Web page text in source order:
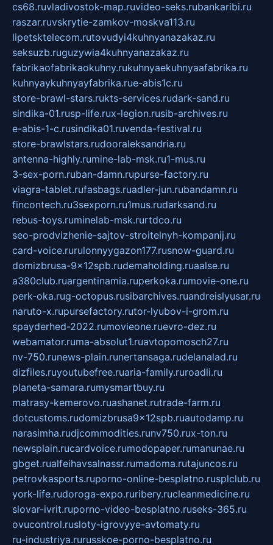
cs68.ruvladivostok-map.ruvideo-seks.rubankaribi.ru
raszar.ruvskrytie-zamkov-moskva113.ru
lipetsktelecom.rutovudyi4kuhnyanazakaz.ru
seksuzb.ruguzywia4kuhnyanazakaz.ru
fabrikaofabrikaokuhny.rukuhnyaekuhnyaafabrika.ru
kuhnyaykuhnyayfabrika.rue-abis1c.ru
store-brawl-stars.rukts-services.rudark-sand.ru
sindika-01.rusp-life.rux-legion.rusib-archives.ru
e-abis-1-c.rusindika01.ruvenda-festival.ru
store-brawlstars.rudooraleksandria.ru
antenna-highly.rumine-lab-msk.ru1-mus.ru
3-sex-porn.ruban-damn.rupurse-factory.ru
viagra-tablet.rufasbags.ruadler-jun.rubandamn.ru
fincontech.ru3sexporn.ru1mus.rudarksand.ru
rebus-toys.ruminelab-msk.rurtdco.ru
seo-prodvizhenie-sajtov-stroitelnyh-kompanij.ru
card-voice.rurulonnyygazon177.rusnow-guard.ru
domizbrusa-9x12spb.rudemaholding.ruaalse.ru
a380club.ruargentinamia.ruperkoka.rumovie-one.ru
perk-oka.rug-octopus.rusibarchives.ruandreislyusar.ru
naruto-x.rupursefactory.rutor-lyubov-i-grom.ru
spayderhed-2022.rumovieone.ruevro-dez.ru
webamator.ruma-absolut1.ruavtopomosch27.ru
nv-750.runews-plain.runertansaga.rudelanalad.ru
dizfiles.ruyoutubefree.ruaria-family.ruroadli.ru
planeta-samara.rumysmartbuy.ru
matrasy-kemerovo.ruashanet.rutrade-farm.ru
dotcustoms.rudomizbrusa9x12spb.ruautodamp.ru
narasimha.rudjcommodities.runv750.rux-ton.ru
newsplain.rucardvoice.rumodopaper.rumanunae.ru
gbget.rualfeihavsalnassr.rumadoma.rutajuncos.ru
petrovkasports.ruporno-online-besplatno.rusplclub.ru
york-life.rudoroga-expo.ruribery.rucleanmedicine.ru
slovar-ivrit.ruporno-video-besplatno.ruseks-365.ru
ovucontrol.rusloty-igrovyye-avtomaty.ru
ru-industriya.rurusskoe-porno-besplatno.ru